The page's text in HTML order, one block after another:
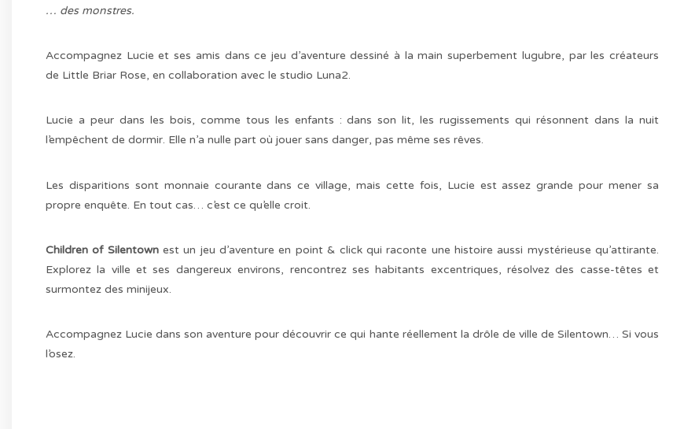
… des monstres.
Accompagnez Lucie et ses amis dans ce jeu d’aventure dessiné à la main superbement lugubre, par les créateurs
de Little Briar Rose, en collaboration avec le studio Luna2.
Lucie a peur dans les bois, comme tous les enfants : dans son lit, les rugissements qui résonnent dans la nuit
l’empêchent de dormir. Elle n’a nulle part où jouer sans danger, pas même ses rêves.
Les disparitions sont monnaie courante dans ce village, mais cette fois, Lucie est assez grande pour mener sa
propre enquête. En tout cas… c’est ce qu’elle croit.
Children of Silentownest un jeu d’aventure en point & click qui raconte une histoire aussi mystérieuse qu’attirante.
Explorez la ville et ses dangereux environs, rencontrez ses habitants excentriques, résolvez des casse-têtes et
surmontez des minijeux.
Accompagnez Lucie dans son aventure pour découvrir ce qui hante réellement la drôle de ville de Silentown… Si vous
l’osez.